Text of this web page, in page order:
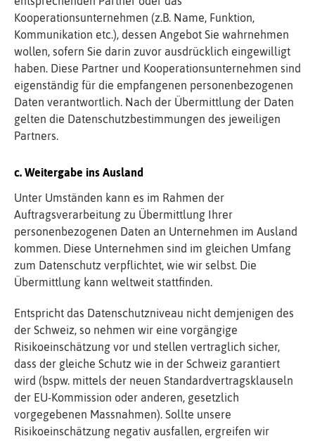
Kooperationsunternehmen (z.B. Name, Funktion,
Kommunikation etc.), dessen Angebot Sie wahrnehmen
wollen, sofern Sie darin zuvor ausdrücklich eingewilligt
haben. Diese Partner und Kooperationsunternehmen sind
eigenständig für die empfangenen personenbezogenen
Daten verantwortlich. Nach der Übermittlung der Daten
gelten die Datenschutzbestimmungen des jeweiligen
Partners.
c. Weitergabe ins Ausland
Unter Umständen kann es im Rahmen der
Auftragsverarbeitung zu Übermittlung Ihrer
personenbezogenen Daten an Unternehmen im Ausland
kommen. Diese Unternehmen sind im gleichen Umfang
zum Datenschutz verpflichtet, wie wir selbst. Die
Übermittlung kann weltweit stattfinden.
Entspricht das Datenschutzniveau nicht demjenigen des
der Schweiz, so nehmen wir eine vorgängige
Risikoeinschätzung vor und stellen vertraglich sicher,
dass der gleiche Schutz wie in der Schweiz garantiert
wird (bspw. mittels der neuen Standardvertragsklauseln
der EU-Kommission oder anderen, gesetzlich
vorgegebenen Massnahmen). Sollte unsere
Risikoeinschätzung negativ ausfallen, ergreifen wir